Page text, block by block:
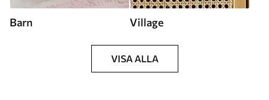
Barn Village
VISA ALLA